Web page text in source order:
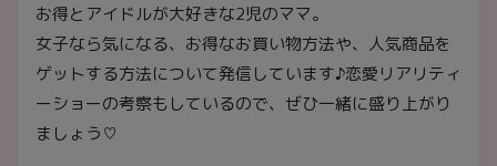
お得とアイドルが大好きな2児のママ。
女子なら気になる、お得なお買い物方法や、人気商品を
ゲットする方法について発信しています♪恋愛リアリティ
ーショーの考察もしているので、ぜひ一緒に盛り上がり
ましょう♡